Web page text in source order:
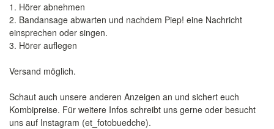
1. Hörer abnehmen
2. Bandansage abwarten und nachdem Piep! eine Nachricht
einsprechen oder singen.
3. Hörer auflegen
Versand möglich.
Schaut auch unsere anderen Anzeigen an und sichert euch
Kombipreise. Für weitere Infos schreibt uns gerne oder besucht
uns auf Instagram (et_fotobuedche).